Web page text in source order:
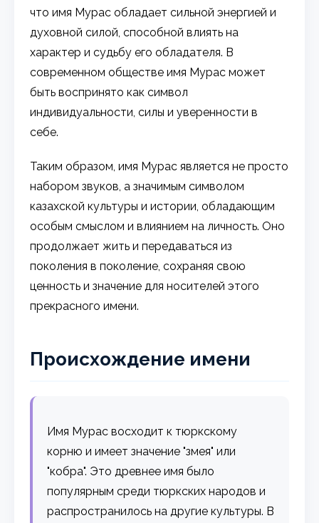
что имя Мурас обладает сильной энергией и
духовной силой, способной влиять на
характер и судьбу его обладателя. В
современном обществе имя Мурас может
быть воспринято как символ
индивидуальности, силы и уверенности в
себе.
Таким образом, имя Мурас является не просто
набором звуков, а значимым символом
казахской культуры и истории, обладающим
особым смыслом и влиянием на личность. Оно
продолжает жить и передаваться из
поколения в поколение, сохраняя свою
ценность и значение для носителей этого
прекрасного имени.
Происхождение имени
Имя Мурас восходит к тюркскому
корню и имеет значение "змея" или
"кобра". Это древнее имя было
популярным среди тюркских народов и
распространилось на другие культуры. В